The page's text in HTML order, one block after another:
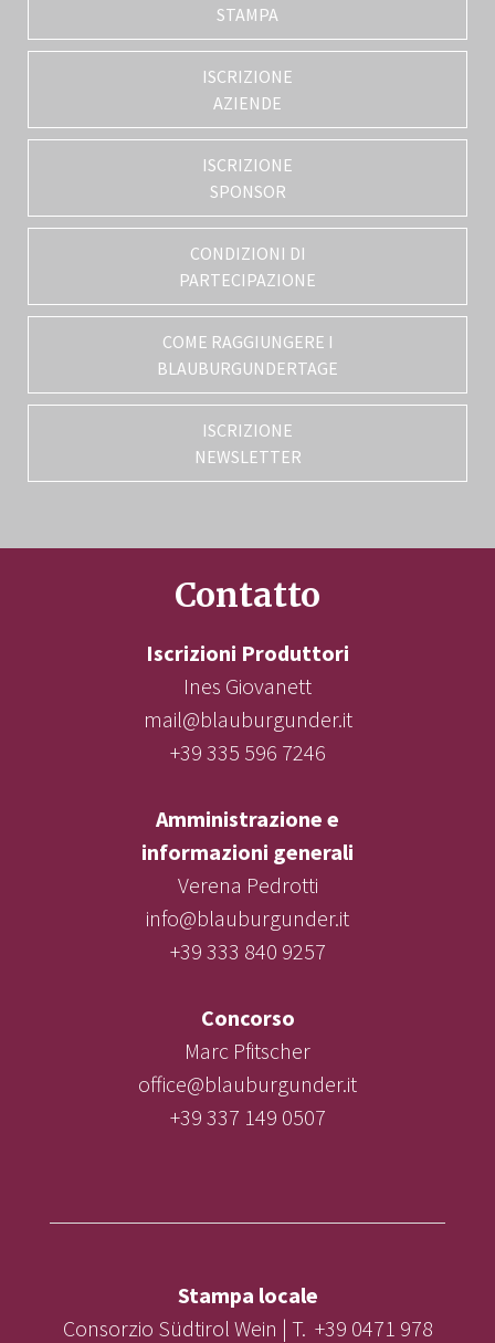
STAMPA
ISCRIZIONE
AZIENDE
ISCRIZIONE
SPONSOR
CONDIZIONI DI
PARTECIPAZIONE
COME RAGGIUNGERE I
BLAUBURGUNDERTAGE
ISCRIZIONE
NEWSLETTER
Contatto
Iscrizioni Produttori
Ines Giovanett
mail@blauburgunder.it
+39 335 596 7246
Amministrazione e
informazioni generali
Verena Pedrotti
info@blauburgunder.it
+39 333 840 9257
Concorso
Marc Pfitscher
office@blauburgunder.it
+39 337 149 0507
Stampa locale
Consorzio Südtirol Wein | T. +39 0471 978